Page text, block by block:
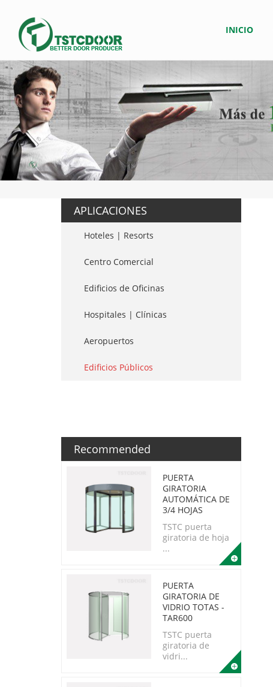
INICIO
APLICACIONES
Hoteles | Resorts
Centro Comercial
Edificios de Oficinas
Hospitales | Clínicas
Aeropuertos
Edificios Públicos
Recommended
PUERTA
GIRATORIA
AUTOMÁTICA DE
3/4 HOJAS
TSTC puerta
giratoria de hoja
...
PUERTA
GIRATORIA DE
VIDRIO TOTAS -
TAR600
TSTC puerta
giratoria de
vidri...